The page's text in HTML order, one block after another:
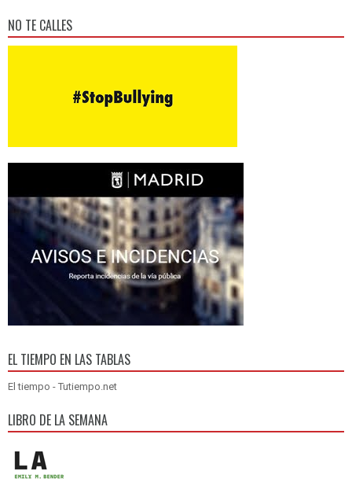
NO TE CALLES
EL TIEMPO EN LAS TABLAS
El tiempo - Tutiempo.net
LIBRO DE LA SEMANA